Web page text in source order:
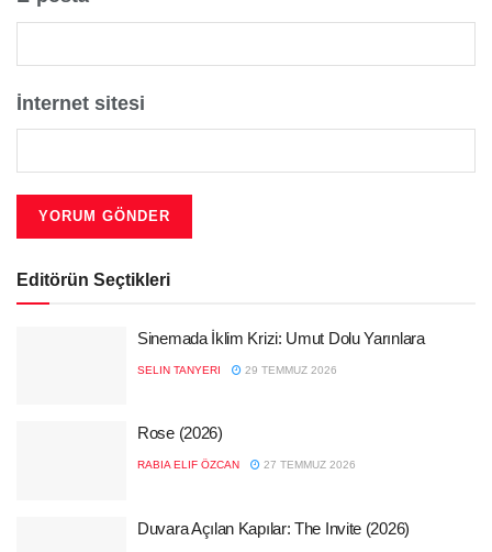
İnternet sitesi
Editörün Seçtikleri
Sinemada İklim Krizi: Umut Dolu Yarınlara
SELIN TANYERI 29 TEMMUZ 2026
Rose (2026)
RABIA ELIF ÖZCAN 27 TEMMUZ 2026
Duvara Açılan Kapılar: The Invite (2026)